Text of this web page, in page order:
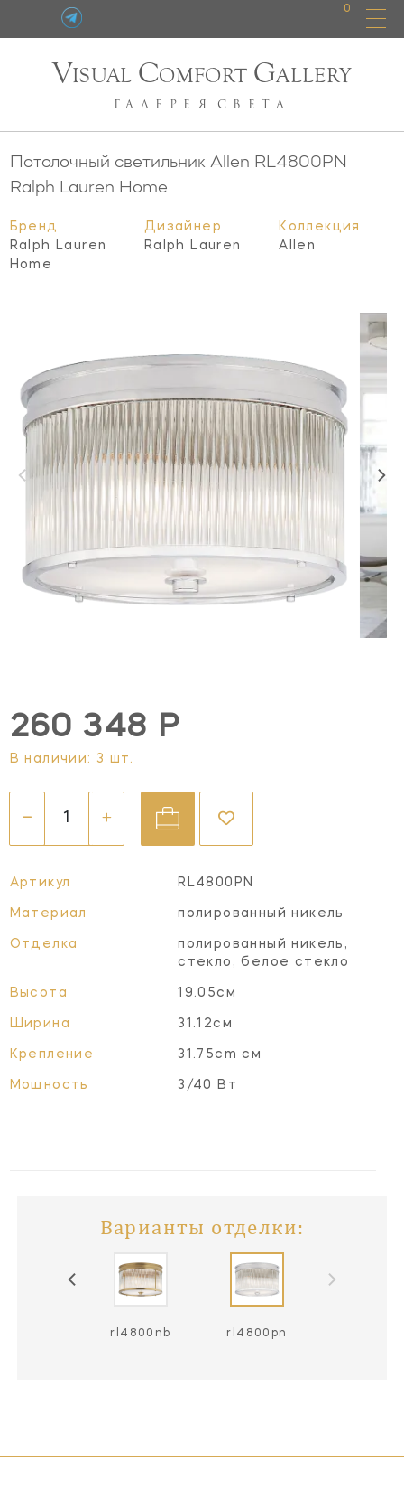
0
VISUAL COMFORT GALLERY
ГАЛЕРЕЯ СВЕТА
Потолочный светильник Allen RL4800PN
Ralph Lauren Home
Бренд
Ralph Lauren
Home
Дизайнер
Ralph Lauren
Коллекция
Allen
260 348 Р
В наличии: 3 шт.
Артикул RL4800PN
Материал полированный никель
Отделка
полированный никель,
стекло, белое стекло
Высота 19.05см
Ширина 31.12см
Крепление 31.75cm см
Мощность 3/40 Вт
Варианты отделки:
rl4800nb rl4800pn